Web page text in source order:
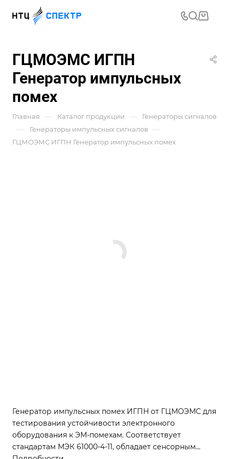
ГЦМОЭМС ИГПН
Генератор импульсных
помех
Главная — Каталог продукции — Генераторы сигналов
— Генераторы импульсных сигналов —
ГЦМОЭМС ИГПН Генератор импульсных помех
Генератор импульсных помех ИГПН от ГЦМОЭМС для
тестирования устойчивости электронного
оборудования к ЭМ-помехам. Соответствует
стандартам МЭК 61000-4-11, обладает сенсорным